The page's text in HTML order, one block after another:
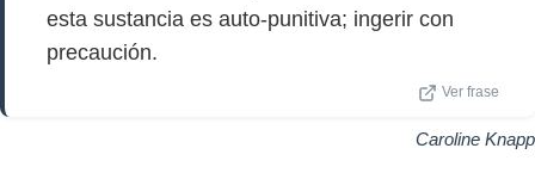
esta sustancia es auto-punitiva; ingerir con
precaución.
Ver frase
Caroline Knapp